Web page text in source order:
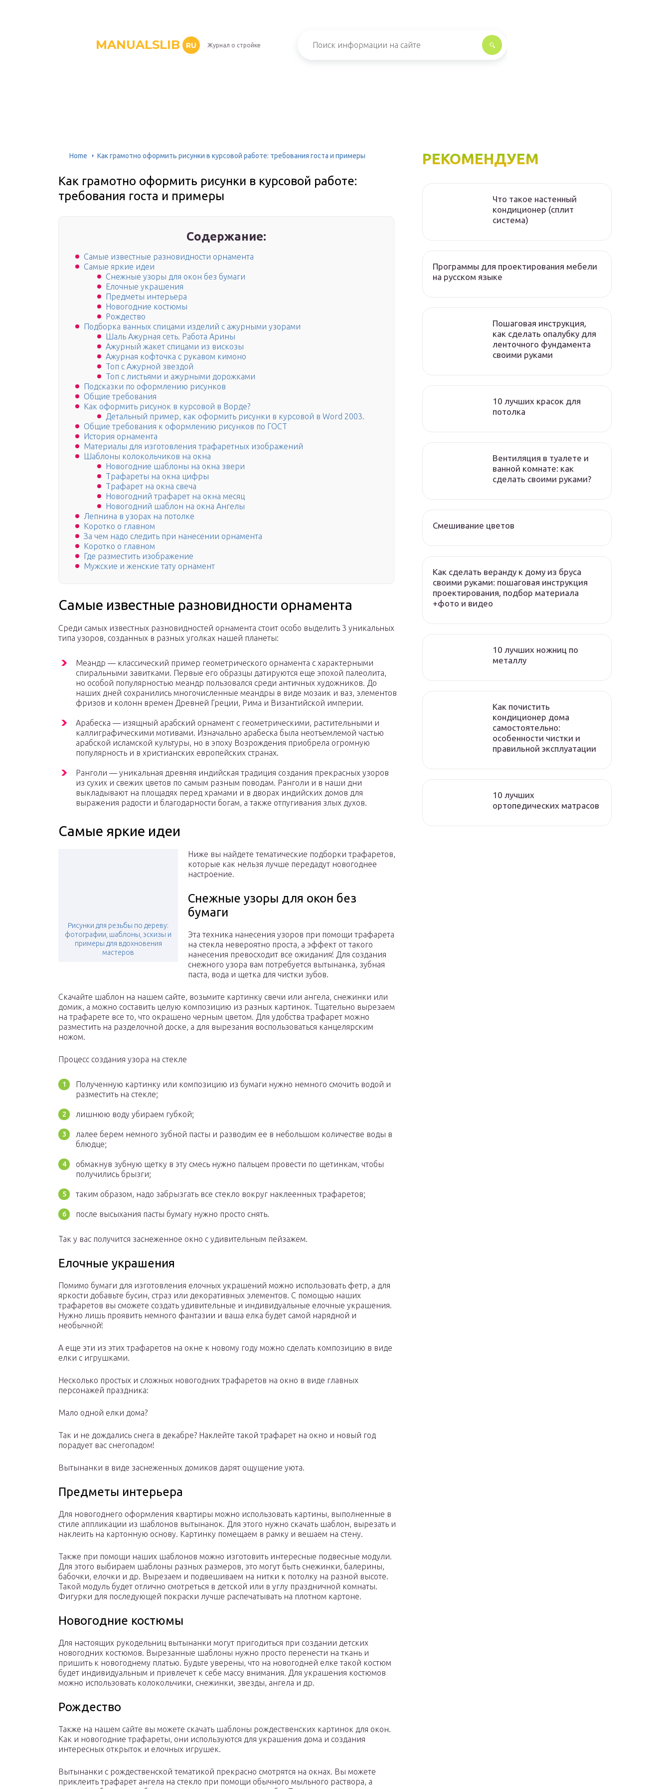
MANUALSLIB RU Журнал о стройке
Home Как грамотно оформить рисунки в курсовой работе: требования госта и примеры
Как грамотно оформить рисунки в курсовой работе:
требования госта и примеры
Содержание:
Самые известные разновидности орнамента
Самые яркие идеи
Снежные узоры для окон без бумаги
Елочные украшения
Предметы интерьера
Новогодние костюмы
Рождество
Подборка ванных спицами изделий с ажурными узорами
Шаль Ажурная сеть. Работа Арины
Ажурный жакет спицами из вискозы
Ажурная кофточка с рукавом кимоно
Топ с Ажурной звездой
Топ с листьями и ажурными дорожками
Подсказки по оформлению рисунков
Общие требования
Как оформить рисунок в курсовой в Ворде?
Детальный пример, как оформить рисунки в курсовой в Word 2003.
Общие требования к оформлению рисунков по ГОСТ
История орнамента
Материалы для изготовления трафаретных изображений
Шаблоны колокольчиков на окна
Новогодние шаблоны на окна звери
Трафареты на окна цифры
Трафарет на окна свеча
Новогодний трафарет на окна месяц
Новогодний шаблон на окна Ангелы
Лепнина в узорах на потолке
Коротко о главном
За чем надо следить при нанесении орнамента
Коротко о главном
Где разместить изображение
Мужские и женские тату орнамент
Самые известные разновидности орнамента
Среди самых известных разновидностей орнамента стоит особо выделить 3 уникальных
типа узоров, созданных в разных уголках нашей планеты:
Меандр — классический пример геометрического орнамента с характерными
спиральными завитками. Первые его образцы датируются еще эпохой палеолита,
но особой популярностью меандр пользовался среди античных художников. До
наших дней сохранились многочисленные меандры в виде мозаик и ваз, элементов
фризов и колонн времен Древней Греции, Рима и Византийской империи.
Арабеска — изящный арабский орнамент с геометрическими, растительными и
каллиграфическими мотивами. Изначально арабеска была неотъемлемой частью
арабской исламской культуры, но в эпоху Возрождения приобрела огромную
популярность и в христианских европейских странах.
Ранголи — уникальная древняя индийская традиция создания прекрасных узоров
из сухих и свежих цветов по самым разным поводам. Ранголи и в наши дни
выкладывают на площадях перед храмами и в дворах индийских домов для
выражения радости и благодарности богам, а также отпугивания злых духов.
Самые яркие идеи
Рисунки для резьбы по дереву:
фотографии, шаблоны, эскизы и
примеры для вдохновения
мастеров
Ниже вы найдете тематические подборки трафаретов,
которые как нельзя лучше передадут новогоднее
настроение.
Снежные узоры для окон без
бумаги
Эта техника нанесения узоров при помощи трафарета
на стекла невероятно проста, а эффект от такого
нанесения превосходит все ожидания! Для создания
снежного узора вам потребуется вытынанка, зубная
паста, вода и щетка для чистки зубов.
Скачайте шаблон на нашем сайте, возьмите картинку свечи или ангела, снежинки или
домик, а можно составить целую композицию из разных картинок. Тщательно вырезаем
на трафарете все то, что окрашено черным цветом. Для удобства трафарет можно
разместить на разделочной доске, а для вырезания воспользоваться канцелярским
ножом.
Процесс создания узора на стекле
Полученную картинку или композицию из бумаги нужно немного смочить водой и
разместить на стекле;
лишнюю воду убираем губкой;
лалее берем немного зубной пасты и разводим ее в небольшом количестве воды в
блюдце;
обмакнув зубную щетку в эту смесь нужно пальцем провести по щетинкам, чтобы
получились брызги;
таким образом, надо забрызгать все стекло вокруг наклеенных трафаретов;
после высыхания пасты бумагу нужно просто снять.
Так у вас получится заснеженное окно с удивительным пейзажем.
Елочные украшения
Помимо бумаги для изготовления елочных украшений можно использовать фетр, а для
яркости добавьте бусин, страз или декоративных элементов. С помощью наших
трафаретов вы сможете создать удивительные и индивидуальные елочные украшения.
Нужно лишь проявить немного фантазии и ваша елка будет самой нарядной и
необычной!
А еще эти из этих трафаретов на окне к новому году можно сделать композицию в виде
елки с игрушками.
Несколько простых и сложных новогодних трафаретов на окно в виде главных
персонажей праздника:
Мало одной елки дома?
Так и не дождались снега в декабре? Наклейте такой трафарет на окно и новый год
порадует вас снегопадом!
Вытынанки в виде заснеженных домиков дарят ощущение уюта.
Предметы интерьера
Для новогоднего оформления квартиры можно использовать картины, выполненные в
стиле аппликации из шаблонов вытынанок. Для этого нужно скачать шаблон, вырезать и
наклеить на картонную основу. Картинку помещаем в рамку и вешаем на стену.
Также при помощи наших шаблонов можно изготовить интересные подвесные модули.
Для этого выбираем шаблоны разных размеров, это могут быть снежинки, балерины,
бабочки, елочки и др. Вырезаем и подвешиваем на нитки к потолку на разной высоте.
Такой модуль будет отлично смотреться в детской или в углу праздничной комнаты.
Фигурки для последующей покраски лучше распечатывать на плотном картоне.
Новогодние костюмы
Для настоящих рукодельниц вытынанки могут пригодиться при создании детских
новогодних костюмов. Вырезанные шаблоны нужно просто перенести на ткань и
пришить к новогоднему платью. Будьте уверены, что на новогодней елке такой костюм
будет индивидуальным и привлечет к себе массу внимания. Для украшения костюмов
можно использовать колокольчики, снежинки, звезды, ангела и др.
Рождество
Также на нашем сайте вы можете скачать шаблоны рождественских картинок для окон.
Как и новогодние трафареты, они используются для украшения дома и создания
интересных открыток и елочных игрушек.
Вытынанки с рождественской тематикой прекрасно смотрятся на окнах. Вы можете
приклеить трафарет ангела на стекло при помощи обычного мыльного раствора, а
РЕКОМЕНДУЕМ
Что такое настенный
кондиционер (сплит
система)
Программы для проектирования мебели
на русском языке
Пошаговая инструкция,
как сделать опалубку для
ленточного фундамента
своими руками
10 лучших красок для
потолка
Вентиляция в туалете и
ванной комнате: как
сделать своими руками?
Смешивание цветов
Как сделать веранду к дому из бруса
своими руками: пошаговая инструкция
проектирования, подбор материала
+фото и видео
10 лучших ножниц по
металлу
Как почистить
кондиционер дома
самостоятельно:
особенности чистки и
правильной эксплуатации
10 лучших
ортопедических матрасов